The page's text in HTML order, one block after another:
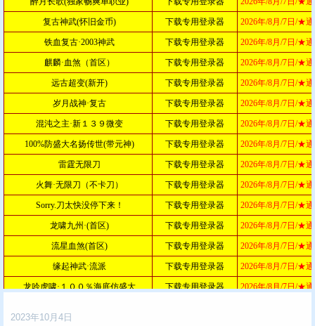
2023年10月4日